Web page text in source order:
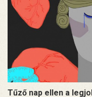
Tűző nap ellen a